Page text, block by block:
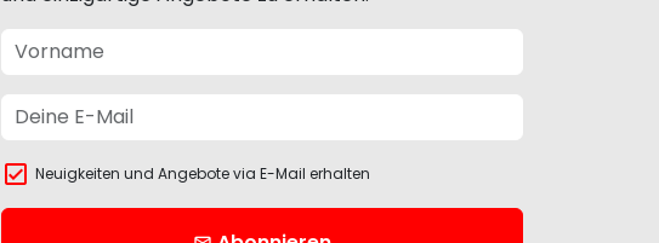
Neuigkeiten und Angebote via E-Mail erhalten